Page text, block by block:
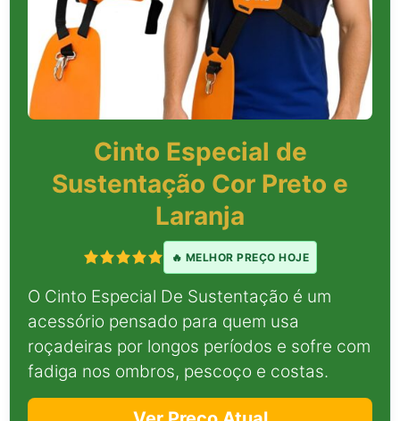
Cinto Especial de
Sustentação Cor Preto e
Laranja
🔥 MELHOR PREÇO HOJE
O Cinto Especial De Sustentação é um
acessório pensado para quem usa
roçadeiras por longos períodos e sofre com
fadiga nos ombros, pescoço e costas.